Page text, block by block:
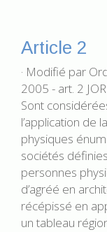
Article 2
· Modifié par
2005 - art. 2
Sont
l’application de
physiques
sociétés
personnes
d’agréé en
récépissé en
un tableau